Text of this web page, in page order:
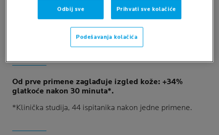
DOKAZANE
Od prve primene zaglađuje izgled kože: +34%
glatkoće nakon 30 minuta*.
*Klinička studija, 44 ispitanika nakon jedne primene.
Odbij sve Prihvati sve kolačiće
Podešavanja kolačića